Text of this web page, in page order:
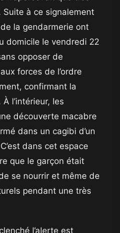
Suite à ce signalement
la gendarmerie ont
domicile le vendredi 22
opposer de
forces de l’ordre
confirmant la
l’intérieur, les
découverte macabre
dans un cagibi d’un
dans cet espace
que le garçon était
se nourrir et même de
pendant une très
l’alerte est